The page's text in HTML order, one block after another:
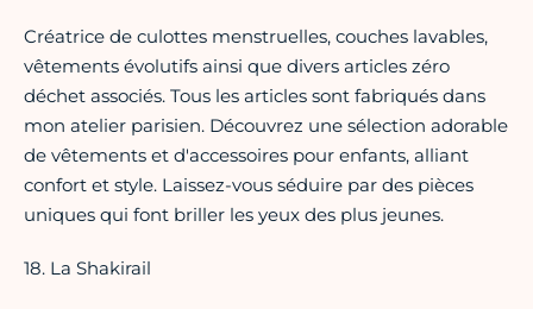
Créatrice de culottes menstruelles, couches lavables,
vêtements évolutifs ainsi que divers articles zéro
déchet associés. Tous les articles sont fabriqués dans
mon atelier parisien. Découvrez une sélection adorable
de vêtements et d'accessoires pour enfants, alliant
confort et style. Laissez-vous séduire par des pièces
uniques qui font briller les yeux des plus jeunes.
18. La Shakirail